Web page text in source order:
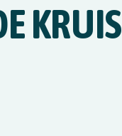
KRUIS